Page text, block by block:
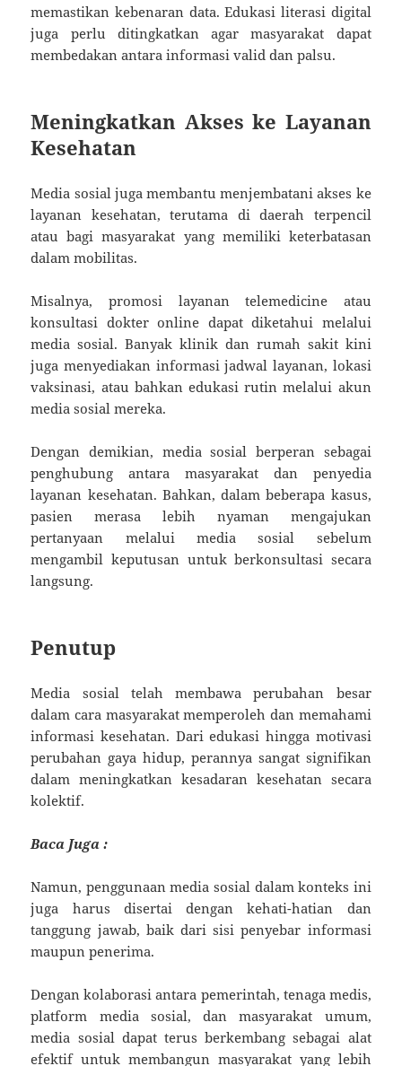
memastikan kebenaran data. Edukasi literasi digital
juga perlu ditingkatkan agar masyarakat dapat
membedakan antara informasi valid dan palsu.
Meningkatkan Akses ke Layanan
Kesehatan
Media sosial juga membantu menjembatani akses ke
layanan kesehatan, terutama di daerah terpencil
atau bagi masyarakat yang memiliki keterbatasan
dalam mobilitas.
Misalnya, promosi layanan telemedicine atau
konsultasi dokter online dapat diketahui melalui
media sosial. Banyak klinik dan rumah sakit kini
juga menyediakan informasi jadwal layanan, lokasi
vaksinasi, atau bahkan edukasi rutin melalui akun
media sosial mereka.
Dengan demikian, media sosial berperan sebagai
penghubung antara masyarakat dan penyedia
layanan kesehatan. Bahkan, dalam beberapa kasus,
pasien merasa lebih nyaman mengajukan
pertanyaan melalui media sosial sebelum
mengambil keputusan untuk berkonsultasi secara
langsung.
Penutup
Media sosial telah membawa perubahan besar
dalam cara masyarakat memperoleh dan memahami
informasi kesehatan. Dari edukasi hingga motivasi
perubahan gaya hidup, perannya sangat signifikan
dalam meningkatkan kesadaran kesehatan secara
kolektif.
Baca Juga :
Namun, penggunaan media sosial dalam konteks ini
juga harus disertai dengan kehati-hatian dan
tanggung jawab, baik dari sisi penyebar informasi
maupun penerima.
Dengan kolaborasi antara pemerintah, tenaga medis,
platform media sosial, dan masyarakat umum,
media sosial dapat terus berkembang sebagai alat
efektif untuk membangun masyarakat yang lebih